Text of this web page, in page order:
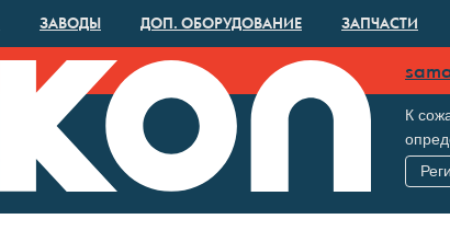
ЗАВОДЫ ДОП. ОБОРУДОВАНИЕ ЗАПЧАСТИ
К